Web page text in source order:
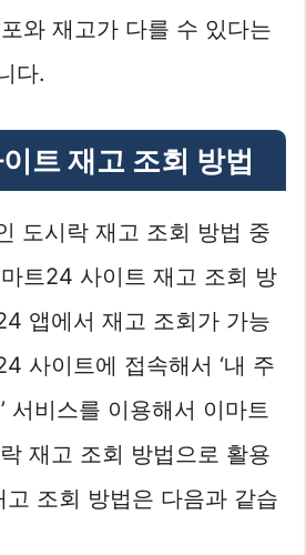
와 재고가 다를 수 있다는
다.
트 재고 조회 방법
도시락 재고 조회 방법 중
트24 사이트 재고 조회 방
앱에서 재고 조회가 가능
사이트에 접속해서 ‘내 주
서비스를 이용해서 이마트
재고 조회 방법으로 활용
조회 방법은 다음과 같습